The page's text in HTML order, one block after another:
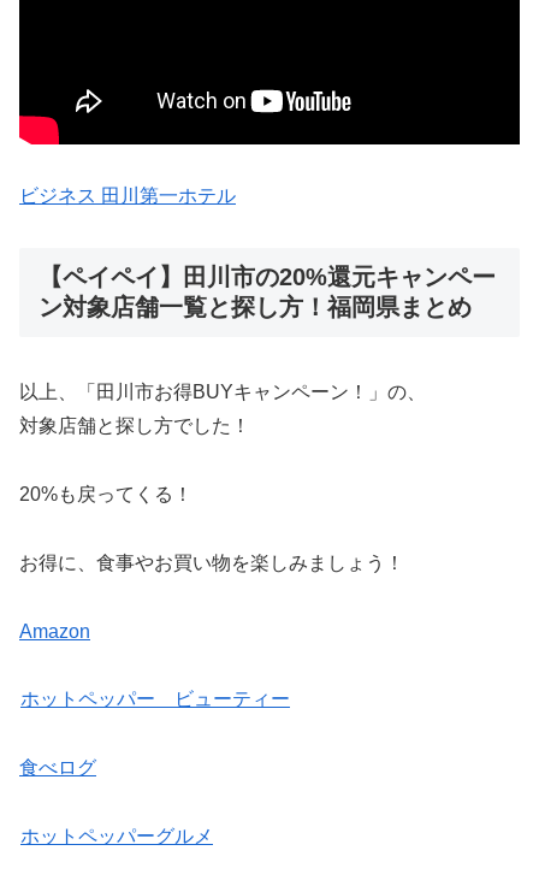
ビジネス 田川第一ホテル
【ペイペイ】田川市の20%還元キャンペー
ン対象店舗一覧と探し方！福岡県まとめ
以上、「田川市お得BUYキャンペーン！」の、
対象店舗と探し方でした！
20%も戻ってくる！
お得に、食事やお買い物を楽しみましょう！
Amazon
ホットペッパー ビューティー
食べログ
ホットペッパーグルメ